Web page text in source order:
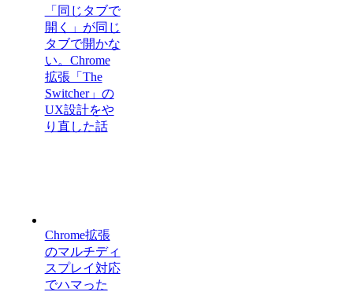
「同じタブで
開く」が同じ
タブで開かな
い。Chrome
拡張「The
Switcher」の
UX設計をや
り直した話
Chrome拡張
のマルチディ
スプレイ対応
でハマった